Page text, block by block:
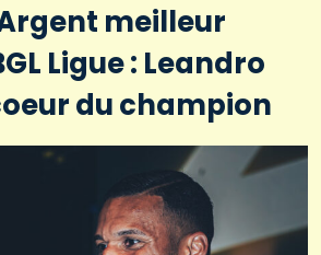
meilleur
Ligue : Leandro
du champion